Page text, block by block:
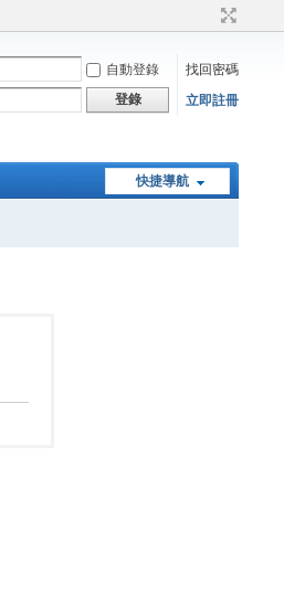
自動登錄
找回密碼
登錄 立即註冊
快捷導航